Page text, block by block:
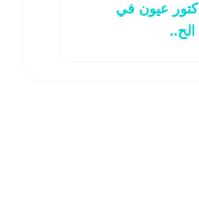
عيون في